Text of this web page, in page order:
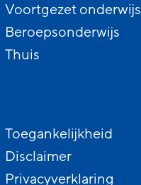
Voortgezet onderwijs
Beroepsonderwijs
Thuis
Toegankelijkheid
Disclaimer
Privacyverklaring